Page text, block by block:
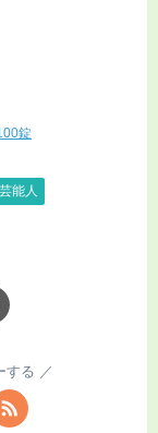
錠
芸能人
する